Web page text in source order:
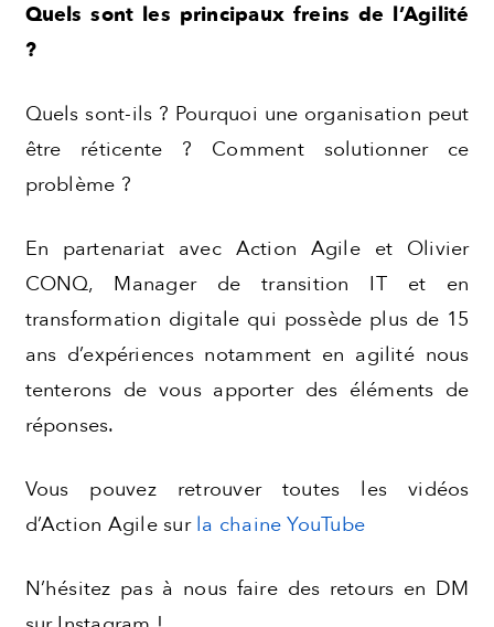
Quels sont les principaux freins de l’Agilité
?
Quels sont-ils ? Pourquoi une organisation peut
être réticente ? Comment solutionner ce
problème ?
En partenariat avec Action Agile et Olivier
CONQ, Manager de transition IT et en
transformation digitale qui possède plus de 15
ans d’expériences notamment en agilité nous
tenterons de vous apporter des éléments de
réponses.
Vous pouvez retrouver toutes les vidéos
d’Action Agile sur la chaine YouTube
N’hésitez pas à nous faire des retours en DM